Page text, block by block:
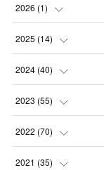
2026 (1)
(1
2025 (14)
(10 )
(1
(1
(2
2024 (40)
(1
(1
(3
2023 (55)
(2
(4
2022 (70)
(7
2021 (35)